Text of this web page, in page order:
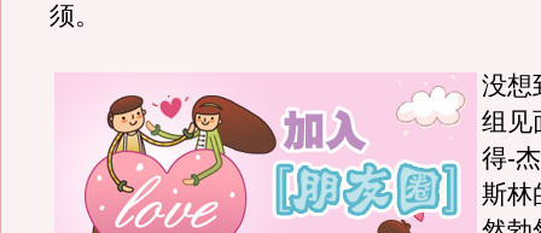
须。
没想
组见
得-
斯林